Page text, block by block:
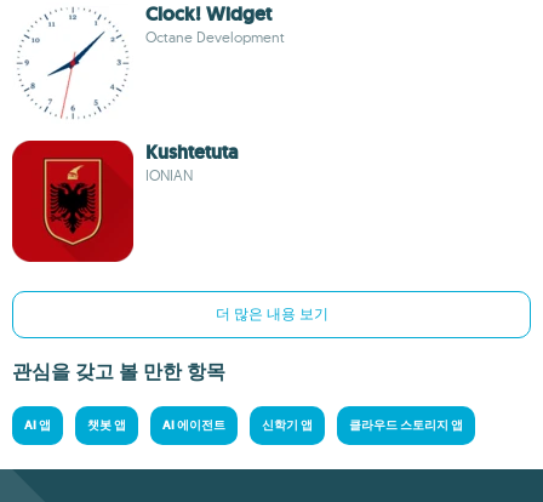
Clock! Widget
Octane Development
Kushtetuta
IONIAN
더 많은 내용 보기
관심을 갖고 볼 만한 항목
AI 앱 챗봇 앱 AI 에이전트 신학기 앱 클라우드 스토리지 앱